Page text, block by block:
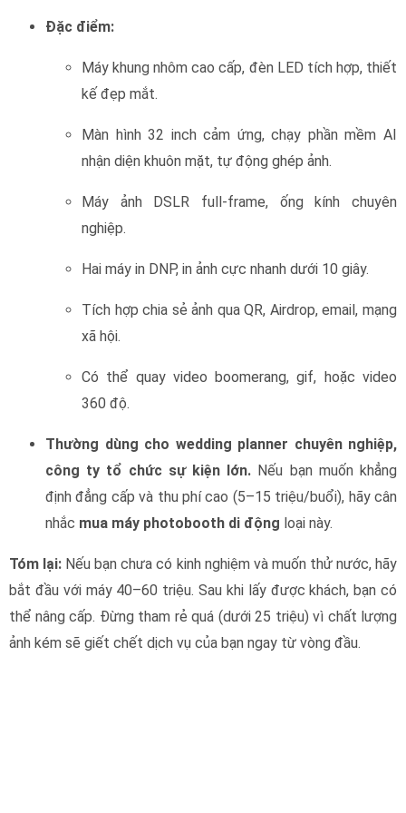
Đặc điểm:
Máy khung nhôm cao cấp, đèn LED tích hợp, thiết
kế đẹp mắt.
Màn hình 32 inch cảm ứng, chạy phần mềm AI
nhận diện khuôn mặt, tự động ghép ảnh.
Máy ảnh DSLR full-frame, ống kính chuyên
nghiệp.
Hai máy in DNP, in ảnh cực nhanh dưới 10 giây.
Tích hợp chia sẻ ảnh qua QR, Airdrop, email, mạng
xã hội.
Có thể quay video boomerang, gif, hoặc video
360 độ.
Thường dùng cho wedding planner chuyên nghiệp,
công ty tổ chức sự kiện lớn. Nếu bạn muốn khẳng
định đẳng cấp và thu phí cao (5–15 triệu/buổi), hãy cân
nhắc mua máy photobooth di động loại này.
Tóm lại: Nếu bạn chưa có kinh nghiệm và muốn thử nước, hãy
bắt đầu với máy 40–60 triệu. Sau khi lấy được khách, bạn có
thể nâng cấp. Đừng tham rẻ quá (dưới 25 triệu) vì chất lượng
ảnh kém sẽ giết chết dịch vụ của bạn ngay từ vòng đầu.